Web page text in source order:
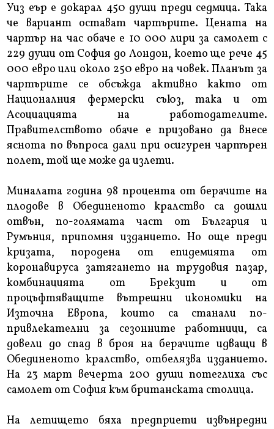
Уиз еър е докарал 450 души преди седмица. Така
че вариант остават чартърите. Цената на
чартър на час обаче е 10 000 лири за самолет с
229 души от София до Лондон, което ще рече 45
000 евро или около 250 евро на човек. Планът за
чартърите се обсъжда активно както от
Националния фермерски съюз, така и от
Асоциацията на работодателите.
Правителството обаче е призовано да внесе
яснота по въпроса дали при осигурен чартърен
полет, той ще може да излети.
Миналата година 98 процента от берачите на
плодове в Обединеното кралство са дошли
отвън, по-голямата част от България и
Румъния, припомня изданието. Но още преди
кризата, породена от епидемията от
коронавируса затягането на трудовия пазар,
комбинацията от Брекзит и от
процъфтяващите вътрешни икономики на
Източна Европа, които са станали по-
привлекателни за сезонните работници, са
довели до спад в броя на берачите идващи в
Обединеното кралство, отбелязва изданието.
На 23 март вечерта 200 души потеглиха със
самолет от София към британската столица.
На летището бяха предприети извънредни